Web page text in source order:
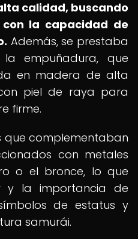
calidad, buscando
la capacidad de
Además, se prestaba
empuñadura, que
en madera de alta
piel de raya para
firme.
que complementaban
con metales
o el bronce, lo que
y la importancia de
de estatus y
samurái.